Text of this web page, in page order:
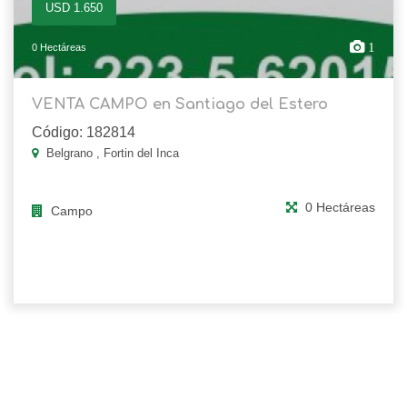
USD 1.650
0 Hectáreas 1
VENTA CAMPO en Santiago del Estero
Código: 182814
Belgrano , Fortin del Inca
Campo 0 Hectáreas